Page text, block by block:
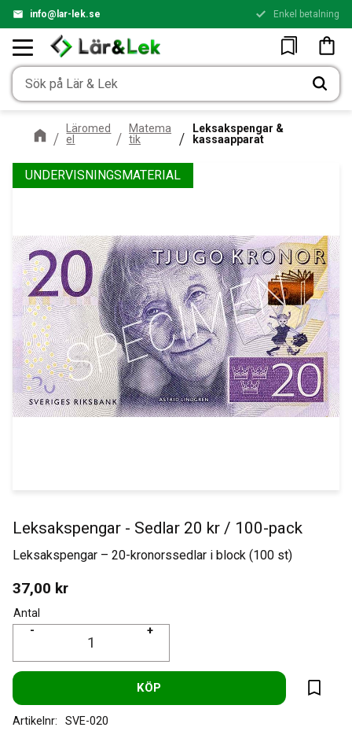
info@lar-lek.se Enkel betalning
Favoriter
Läromed
el
Matema
tik
Leksakspengar &
kassaapparat
UNDERVISNINGSMATERIAL
Leksakspengar - Sedlar 20 kr / 100-pack
Leksakspengar – 20-kronorssedlar i block (100 st)
37,00 kr
Antal
+
-
KÖP
Lägg
Artikelnr SVE-020